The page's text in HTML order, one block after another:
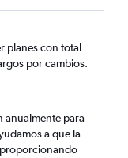
planes con total
por cambios.
anualmente para
a que la